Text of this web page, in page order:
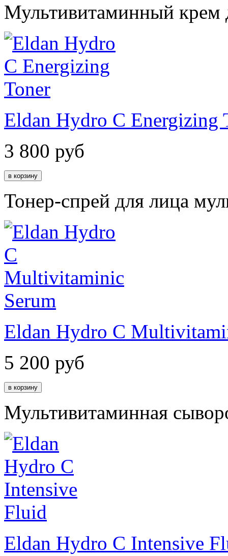
Мультивитаминный крем
Eldan Hydro C Energizing
3 800 руб
Тонер-спрей для лица
Eldan Hydro C
5 200 руб
Мультивитаминная
Eldan Hydro C Intensive